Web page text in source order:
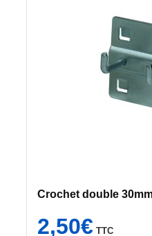
Crochet double
2,50€ TTC